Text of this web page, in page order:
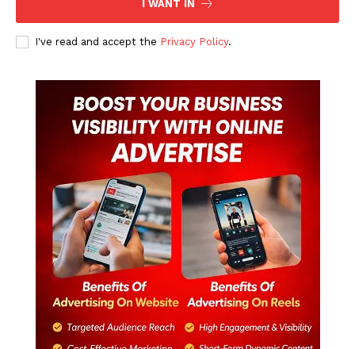
I WANT IN
I've read and accept the Privacy Policy.